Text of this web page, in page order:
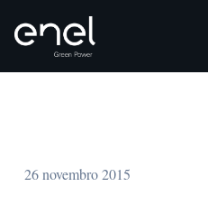
26 novembro 2015